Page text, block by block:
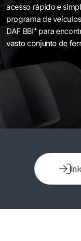
acesso rápido e
programa de
DAF BBI⁺ para
vasto conjunto de